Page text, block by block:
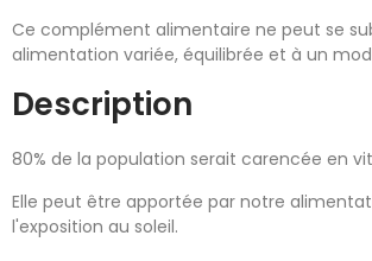
Ce complément alimentaire ne peut se
alimentation variée, équilibrée et à un
Description
80% de la population serait carencée en
Elle peut être apportée par notre
l'exposition au soleil.